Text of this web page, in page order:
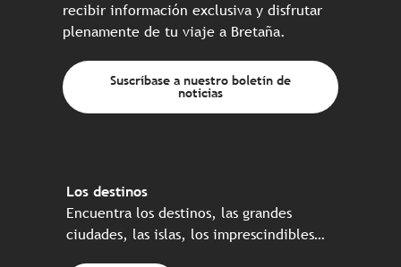
recibir información exclusiva y disfrutar
plenamente de tu viaje a Bretaña.
Suscríbase a nuestro boletín de
noticias
Los destinos
Encuentra los destinos, las grandes
ciudades, las islas, los imprescindibles…